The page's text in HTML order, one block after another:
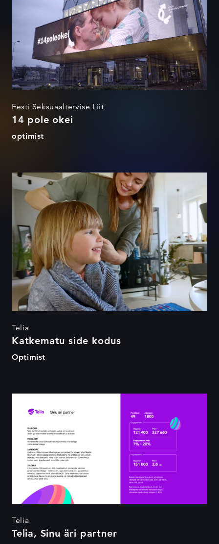
Eesti Seksuaaltervise Liit
14 pole okei
optimist
Katkematu side kodus
Telia
Katkematu side kodus
Optimist
Telia
Telia, Sinu äri partner